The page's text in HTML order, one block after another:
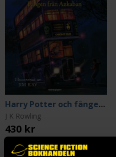
Harry Potter och fången från Azkaban (illustrerad)
J K Rowling
430 kr